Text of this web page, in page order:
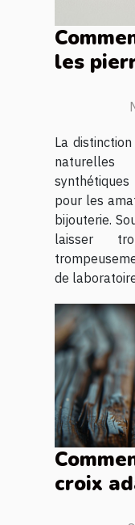
les
La
pour les
bijouterie.
laisser
de
croix